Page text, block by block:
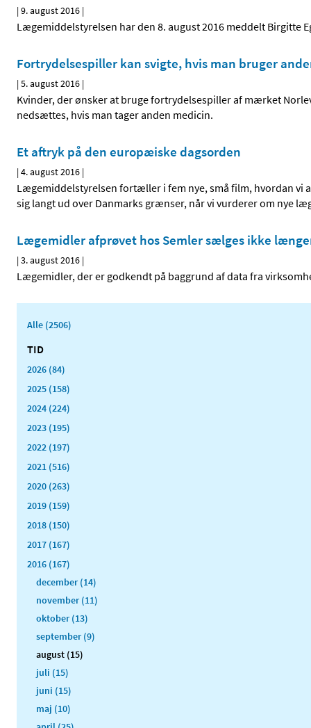
|9. august 2016 |
Lægemiddelstyrelsen har den 8. august 2016 meddelt Birgitte
Fortrydelsespiller kan svigte, hvis man bruger
|5. august 2016 |
Kvinder, der ønsker at bruge fortrydelsespiller af mærket
nedsættes, hvis man tager anden medicin.
Et aftryk på den europæiske dagsorden
|4. august 2016 |
Lægemiddelstyrelsen fortæller i fem nye, små film, hvordan
sig langt ud over Danmarks grænser, når vi vurderer om nye
Lægemidler afprøvet hos Semler sælges ikke
|3. august 2016 |
Lægemidler, der er godkendt på baggrund af data fra
Alle (2506)
TID
2026 (84)
2025 (158)
2024 (224)
2023 (195)
2022 (197)
2021 (516)
2020 (263)
2019 (159)
2018 (150)
2017 (167)
2016 (167)
december (14)
november (11)
oktober (13)
september (9)
august (15)
juli (15)
juni (15)
maj (10)